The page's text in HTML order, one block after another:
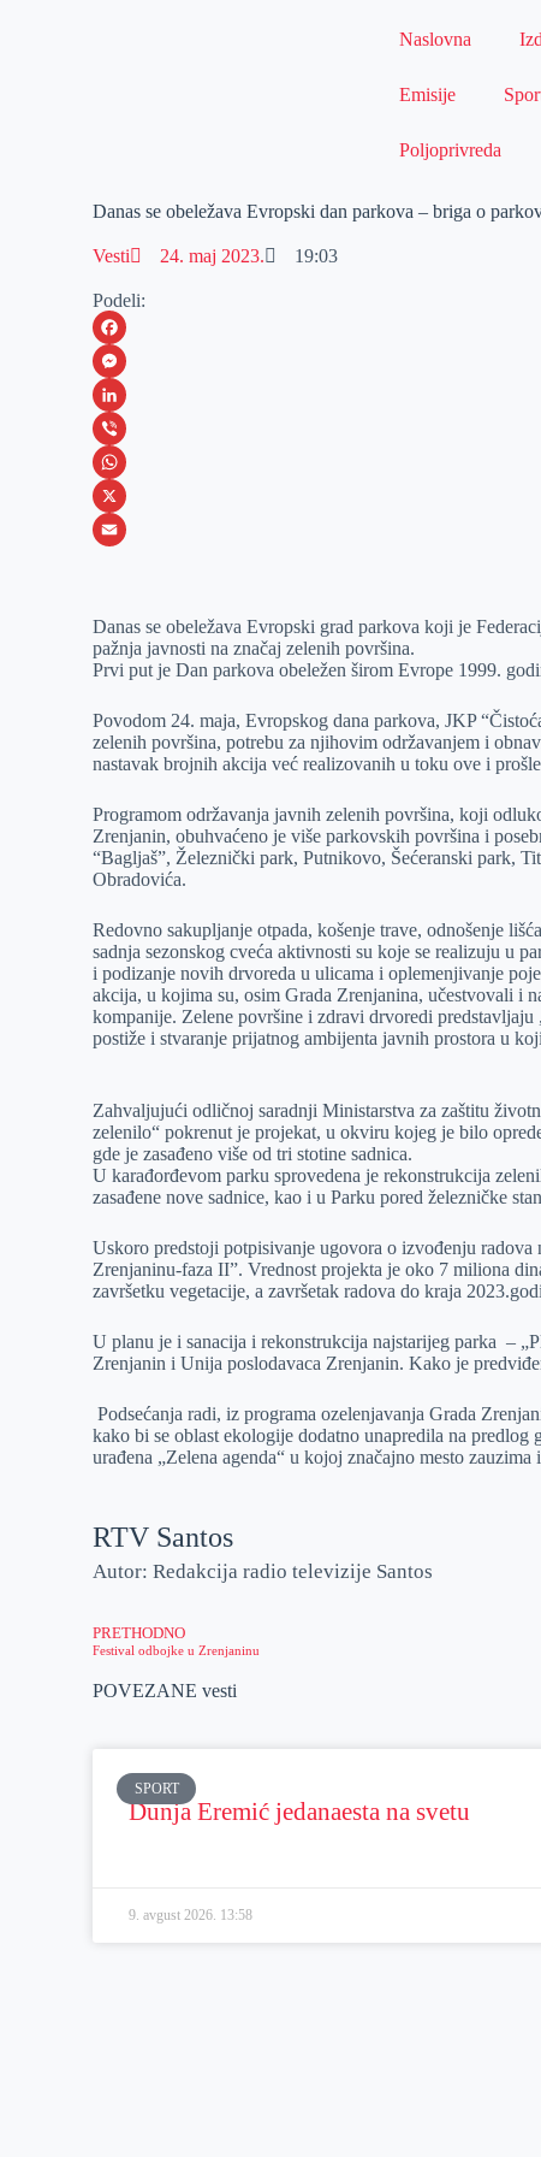
Naslovna
Emisije
Poljoprivreda
Danas se obeležava Evropski dan parkova – briga o
Vesti 24. maj 2023. 19:03
Podeli:
F
a
c
e
b
o
M
e
s
s
e
e
r
L
i
n
k
I
n
V
i
b
W
h
s
A
p
X
a
i
Danas se obeležava Evropski grad parkova koji je
pažnja javnosti na značaj zelenih površina.
Prvi put je Dan parkova obeležen širom Evrope 1999.
Povodom 24. maja, Evropskog dana parkova, JKP
zelenih površina, potrebu za njihovim održavanjem i
nastavak brojnih akcija već realizovanih u toku ove i
Programom održavanja javnih zelenih površina, koji
Zrenjanin, obuhvaćeno je više parkovskih površina i
“Bagljaš”, Železnički park, Putnikovo, Šećeranski park,
Obradovića.
Redovno sakupljanje otpada, košenje trave, odnošenje
sadnja sezonskog cveća aktivnosti su koje se realizuju u
i podizanje novih drvoreda u ulicama i oplemenjivanje
akcija, u kojima su, osim Grada Zrenjanina, učestvovali i
kompanije. Zelene površine i zdravi drvoredi
postiže i stvaranje prijatnog ambijenta javnih prostora u
Zahvaljujući odličnoj saradnji Ministarstva za zaštitu
zelenilo“ pokrenut je projekat, u okviru kojeg je bilo
gde je zasađeno više od tri stotine sadnica.
U karađorđevom parku sprovedena je rekonstrukcija
zasađene nove sadnice, kao i u Parku pored železničke
Uskoro predstoji potpisivanje ugovora o izvođenju
Zrenjaninu-faza II”. Vrednost projekta je oko 7 miliona
završetku vegetacije, a završetak radova do kraja
U planu je i sanacija i rekonstrukcija najstarijeg parka –
Zrenjanin i Unija poslodavaca Zrenjanin. Kako je
Podsećanja radi, iz programa ozelenjavanja Grada
kako bi se oblast ekologije dodatno unapredila na predlog
urađena „Zelena agenda“ u kojoj značajno mesto
RTV Santos
Autor: Redakcija radio televizije Santos
PRETHODNO
Festival odbojke u Zrenjaninu
POVEZANE vesti
SPORT
Dunja Eremić jedanaesta na svetu
9. avgust 2026. 13:58